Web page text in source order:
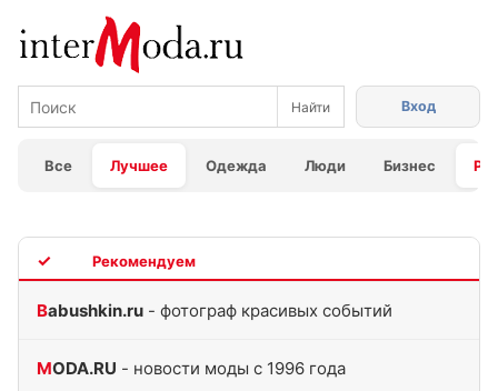
Все Лучшее Одежда Люди Бизнес
Вход
Babushkin.ru - фотограф красивых событий
MODA.RU - новости моды с 1996 года